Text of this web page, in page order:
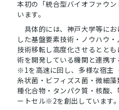
本初の「統合型バイオファウ
います。
具体的には、神戸大学等にお
した基盤要素技術・ノウハウ
技術移転し高度化させるとと
術を開発している機関と連携
※1を高速に回し、多様な宿主
糸状菌・ビフィズス菌・微細
種化合物・タンパク質・核酸
ートセル※2を創出しています。